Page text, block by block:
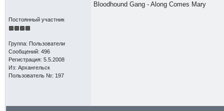
Постоянный участник
Группа: Пользователи
Сообщений: 496
Регистрация: 5.5.2008
Из: Архангельск
Пользователь №: 197
Bloodhound Gang - Along Comes Mary